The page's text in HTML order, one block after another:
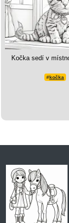
Kočka sedí v
#kočka